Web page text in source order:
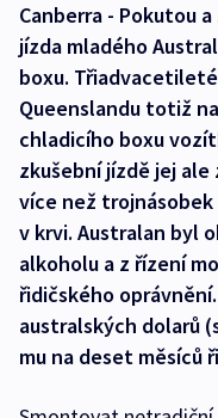
Canberra - Pokutou
jízda mladého
boxu.
Queenslandu totiž
chladicího boxu
zkušební jízdě jej
více než
v krvi. Australan byl
alkoholu a z řízení
řidičského
australských dolarů
mu na deset měsíců